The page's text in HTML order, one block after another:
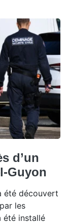
d’un
Guyon
été découvert
les
été installé